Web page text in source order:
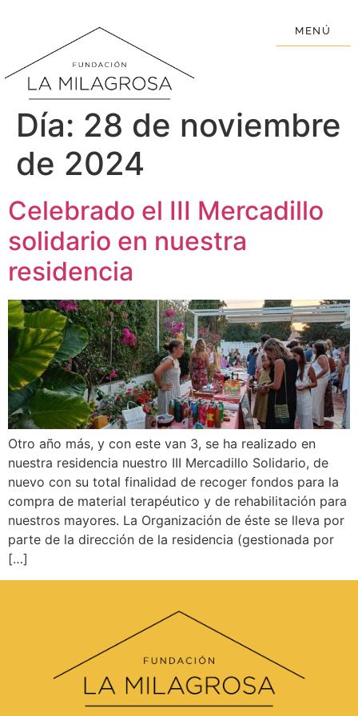
MENÚ
Día: 28 de noviembre
de 2024
Celebrado el III Mercadillo
solidario en nuestra
residencia
Otro año más, y con este van 3, se ha realizado en
nuestra residencia nuestro III Mercadillo Solidario, de
nuevo con su total finalidad de recoger fondos para la
compra de material terapéutico y de rehabilitación para
nuestros mayores. La Organización de éste se lleva por
parte de la dirección de la residencia (gestionada por
[…]